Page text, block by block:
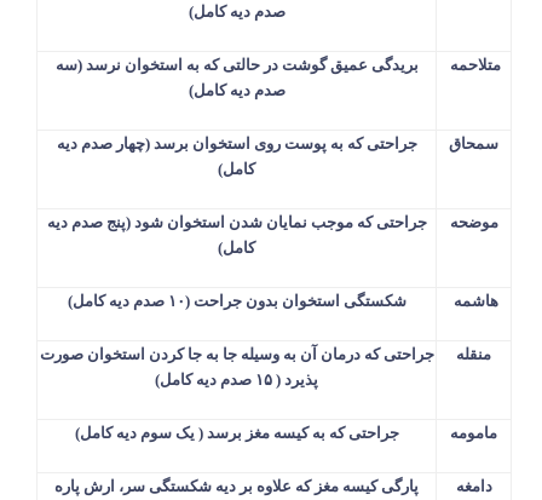
صدم دیه کامل)
متلاحمه
بریدگی عمیق گوشت در حالتی که به استخوان نرسد (سه
صدم دیه کامل)
سمحاق
جراحتی که به پوست روی استخوان برسد (چهار صدم دیه
کامل)
موضحه
جراحتی که موجب نمایان شدن استخوان شود (پنج صدم دیه
کامل)
هاشمه شکستگی استخوان بدون جراحت (۱۰ صدم دیه کامل)
منقله
جراحتی که درمان آن به وسیله جا به جا کردن استخوان صورت
پذیرد ( ۱۵ صدم دیه کامل)
مامومه جراحتی که به کیسه مغز برسد ( یک سوم دیه کامل)
دامغه
پارگی کیسه مغز که علاوه بر دیه شکستگی سر، ارش پاره